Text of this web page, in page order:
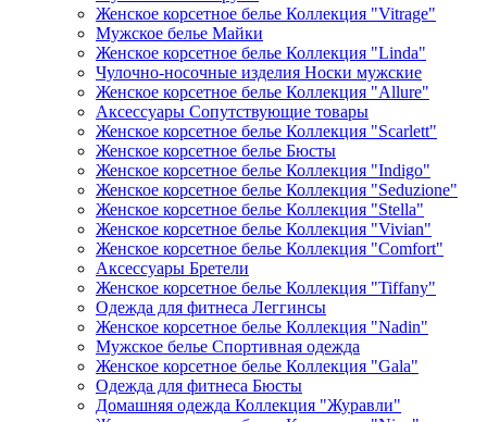
Женское корсетное белье Коллекция "Vitrage"
Мужское белье Майки
Женское корсетное белье Коллекция "Linda"
Чулочно-носочные изделия Носки мужские
Женское корсетное белье Коллекция "Allure"
Аксессуары Сопутствующие товары
Женское корсетное белье Коллекция "Scarlett"
Женское корсетное белье Бюсты
Женское корсетное белье Коллекция "Indigo"
Женское корсетное белье Коллекция "Seduzione"
Женское корсетное белье Коллекция "Stella"
Женское корсетное белье Коллекция "Vivian"
Женское корсетное белье Коллекция "Comfort"
Аксессуары Бретели
Женское корсетное белье Коллекция "Tiffany"
Одежда для фитнеса Леггинсы
Женское корсетное белье Коллекция "Nadin"
Мужское белье Спортивная одежда
Женское корсетное белье Коллекция "Gala"
Одежда для фитнеса Бюсты
Домашняя одежда Коллекция "Журавли"